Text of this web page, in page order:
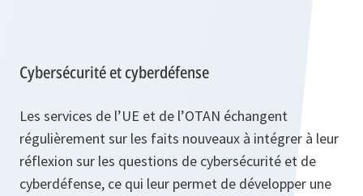
Cybersécurité et cyberdéfense
Les services de l’UE et de l’OTAN échangent
régulièrement sur les faits nouveaux à intégrer à leur
réflexion sur les questions de cybersécurité et de
cyberdéfense, ce qui leur permet de développer une